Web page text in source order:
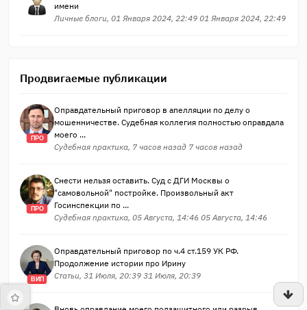
имени
Личные блоги, 01 Января 2024, 22:49 01 Января 2024, 22:49
Продвигаемые публикации
ПРО
Оправдательный приговор в апелляции по делу о
мошенничестве. Судебная коллегия полностью оправдала
моего ...
Судебная практика, 7 часов назад 7 часов назад
ПРО
Снести нельзя оставить. Суд с ДГИ Москвы о
"самовольной" постройке. Произвольный акт
Госинспекции по ...
Судебная практика, 05 Августа, 14:46 05 Августа, 14:46
ВИП
Оправдательный приговор по ч.4 ст.159 УК РФ.
Продолжение истории про Ирину
Статьи, 31 Июля, 20:39 31 Июля, 20:39